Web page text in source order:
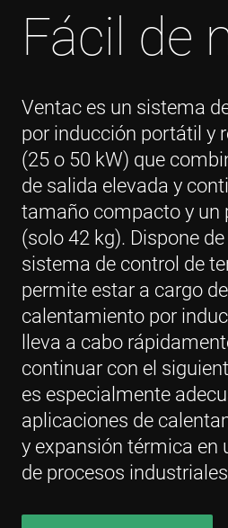
Fácil de
Ventac es un sistema
por inducción portátil y
(25 o 50 kW) que
de salida elevada y
tamaño compacto y un
(solo 42 kg). Dispone
sistema de control de
permite estar a cargo
calentamiento por
lleva a cabo
continuar con el
es especialmente
aplicaciones de
y expansión térmica en
de procesos